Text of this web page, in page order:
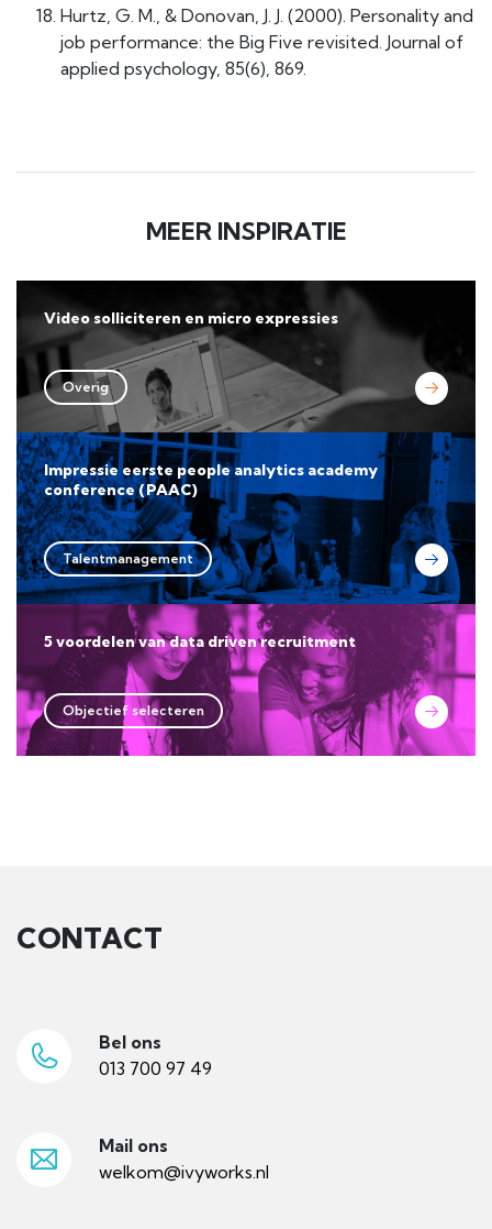
Hurtz, G. M., & Donovan, J. J. (2000). Personality and
job performance: the Big Five revisited. Journal of
applied psychology, 85(6), 869.
MEER INSPIRATIE
Video solliciteren en micro expressies
Overig
Impressie eerste people analytics academy
conference (PAAC)
Talentmanagement
5 voordelen van data driven recruitment
Objectief selecteren
CONTACT
Bel ons
013 700 97 49
Mail ons
welkom@ivyworks.nl